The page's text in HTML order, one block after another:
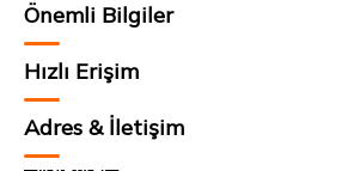
Önemli Bilgiler
Hızlı Erişim
Adres & İletişim